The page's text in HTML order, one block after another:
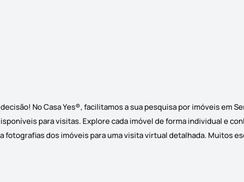
No Casa Yes®, facilitamos a sua pesquisa por imóveis em
para visitas. Explore cada imóvel de forma individual e
dos imóveis para uma visita virtual detalhada. Muitos